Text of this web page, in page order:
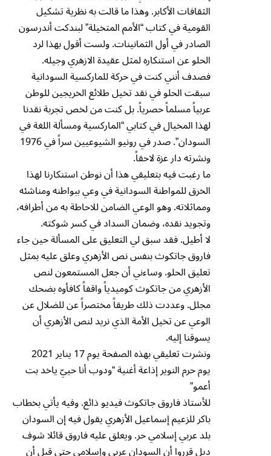
الثقافات الأكابر. وهذا ما قالت به نظرية تشكيل
القومية في كتاب “الأمم المتخيلة” لبندكت أندرسون
الصادر في أول الثمانينات. ولست أقول بهذا لرد
الحلو عن استنكاره لمثل عقيدة الازهري وجيله.
فصدف أنني كنت في حركة للماركسية السودانية
سبقت الحلو في نقد تخيل طلائع الخريجين للوطن
عربياً مسلماً حصرياً. بل كنت من لخص تجربة نقدنا
لهذا المخيال في كتابي “الماركسية ومسألة اللغة في
السودان”. صدر في رونيو الشيوعيين سراً في 1976
ونشرته دار عزة لاحقاً.
ما رغبت فيه بتعليقي هذا أن نوطن استنكارنا لهذا
الخرق للمواطنة السودانية في وعي ببواطنه ومناشئه
ومماثلاته. وهو الوعي الضامن للاحاطة به من أطرافه،
وتجويد نقده، وضمان السداد في كسر شوكته.
لا أطيل. فقد سبق لي التعليق على المسألة حين جاء
فاروق جاتكوث بنفس نص الأزهري وعلق عليه بمثل
تعليق الحلو. وساءني أن جعل المستمعون لنص
الأزهري من جاتكوث كوميدياً واقفاً كافأوه بضحك
مجلل. وعددت ذلك طريقاً مختصراً عن للضلال عن
الوعي عن تخيل الأمة الذي نريد لنص الأزهري أن
يسوقنا إليه.
ونشرت تعليقي بهذه الصفحة يوم 17 يناير 2021
يوم حرم النوير إذاعة أغنية “ودوب أنا حييّ ياخد بت
أعمو”
للأستاذ فاروق جاتكوث فيديو ذائع. وفيه يأتي بخطاب
باكر للزعيم إسماعيل الأزهري يقول فيه إن السودان
بلد عربي إسلامي حر. ويعلق عليه فاروق قائلا شوف
ديل قرروا أن السودان عربي وإسلامي حتى قبل أن